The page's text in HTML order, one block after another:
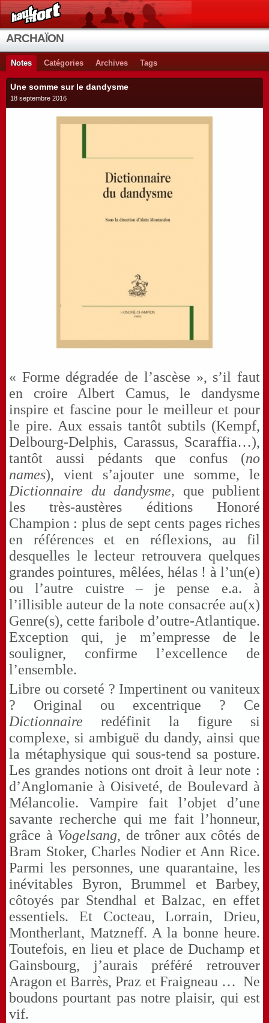
ARCHAÏON
Notes Catégories Archives Tags
Une somme sur le dandysme
18 septembre 2016
« Forme dégradée de l’ascèse », s’il faut
en croire Albert Camus, le dandysme
inspire et fascine pour le meilleur et pour
le pire. Aux essais tantôt subtils (Kempf,
Delbourg-Delphis, Carassus, Scaraffia…),
tantôt aussi pédants que confus (no
names), vient s’ajouter une somme, le
Dictionnaire du dandysme, que publient
les très-austères éditions Honoré
Champion : plus de sept cents pages riches
en références et en réflexions, au fil
desquelles le lecteur retrouvera quelques
grandes pointures, mêlées, hélas ! à l’un(e)
ou l’autre cuistre – je pense e.a. à
l’illisible auteur de la note consacrée au(x)
Genre(s), cette faribole d’outre-Atlantique.
Exception qui, je m’empresse de le
souligner, confirme l’excellence de
l’ensemble.
Libre ou corseté ? Impertinent ou vaniteux
? Original ou excentrique ? Ce
Dictionnaire redéfinit la figure si
complexe, si ambiguë du dandy, ainsi que
la métaphysique qui sous-tend sa posture.
Les grandes notions ont droit à leur note :
d’Anglomanie à Oisiveté, de Boulevard à
Mélancolie. Vampire fait l’objet d’une
savante recherche qui me fait l’honneur,
grâce à Vogelsang, de trôner aux côtés de
Bram Stoker, Charles Nodier et Ann Rice.
Parmi les personnes, une quarantaine, les
inévitables Byron, Brummel et Barbey,
côtoyés par Stendhal et Balzac, en effet
essentiels. Et Cocteau, Lorrain, Drieu,
Montherlant, Matzneff. A la bonne heure.
Toutefois, en lieu et place de Duchamp et
Gainsbourg, j’aurais préféré retrouver
Aragon et Barrès, Praz et Fraigneau … Ne
boudons pourtant pas notre plaisir, qui est
vif.